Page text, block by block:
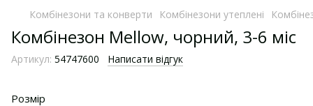
Комбінезони та конверти Комбінезони утеплені
Комбінезон Mellow, чорний, 3-6 міс
Артикул: 54747600 Написати відгук
Розмір